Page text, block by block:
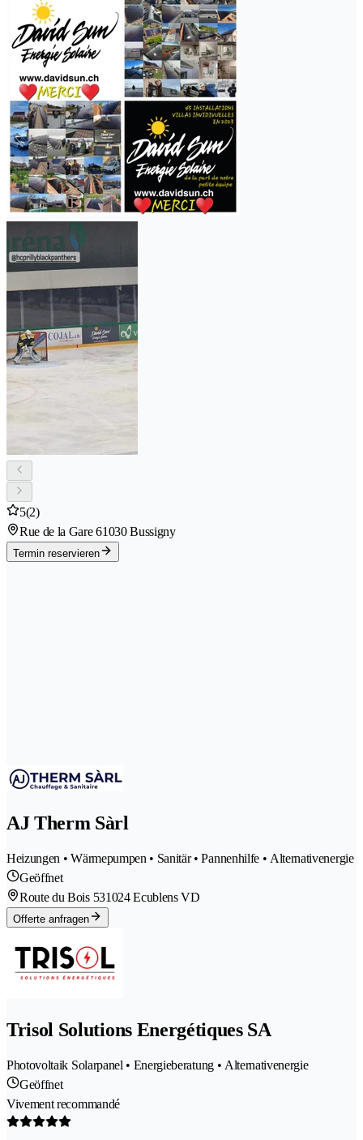
5(2)
Rue de la Gare 61030 Bussigny
Termin reservieren
AJ Therm Sàrl
Heizungen • Wärmepumpen • Sanitär • Pannenhilfe • Alternativenergie
Geöffnet
Route du Bois 531024 Ecublens VD
Offerte anfragen
Trisol Solutions Energétiques SA
Photovoltaik Solarpanel • Energieberatung • Alternativenergie
Geöffnet
Vivement recommandé